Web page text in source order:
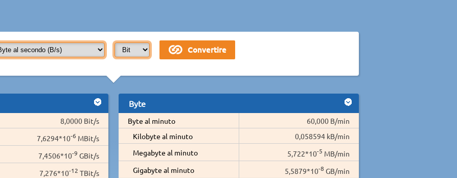
8,0000 Bit/s
7,6294*10-6 MBit/s
7,4506*10-9 GBit/s
7,276*10-12 TBit/s
Byte
Byte al minuto
60,000 B/min
Kilobyte al minuto
0,058594 kB/min
Megabyte al minuto
5,722*10-5 MB/min
Gigabyte al minuto
5,5879*10-8 GB/min